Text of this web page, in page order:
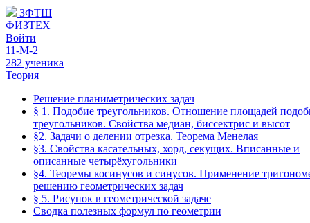
ЗФТШ
ФИЗТЕХ
Войти
11-М-2
282 ученика
Теория
Решение планиметрических задач
§ 1. Подобие треугольников. Отношение площадей
треугольников. Свойства медиан, биссектрис и высот
§2. Задачи о делении отрезка. Теорема Менелая
§3. Свойства касательных, хорд, секущих. Вписанные и
описанные четырёхугольники
§4. Теоремы косинусов и синусов. Применение
решению геометрических задач
§ 5. Рисунок в геометрической задаче
Сводка полезных формул по геометрии